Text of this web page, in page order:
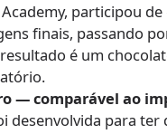
participou
finais, passando
é um
— comparável ao
desenvolvida para